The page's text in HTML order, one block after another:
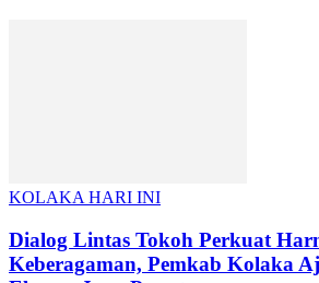
KOLAKA HARI INI
Dialog Lintas Tokoh Perkuat
Keberagaman, Pemkab Kolaka